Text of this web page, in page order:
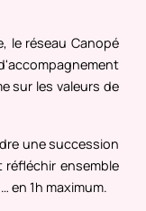
le réseau Canopé
sur les valeurs de
une succession
réfléchir ensemble
en 1h maximum.